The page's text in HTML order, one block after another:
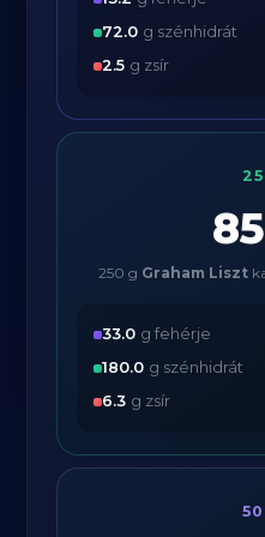
72.0 g szénhidrát
2.5 g zsír
250 g Graham Liszt
33.0 g fehérje
180.0 g szénhidrát
6.3 g zsír